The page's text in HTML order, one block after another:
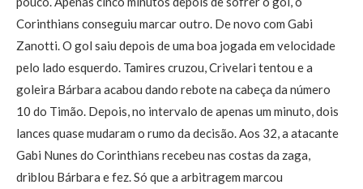
Corinthians conseguiu marcar outro. De novo com Gabi
Zanotti. O gol saiu depois de uma boa jogada em velocidade
pelo lado esquerdo. Tamires cruzou, Crivelari tentou e a
goleira Bárbara acabou dando rebote na cabeça da número
10 do Timão. Depois, no intervalo de apenas um minuto, dois
lances quase mudaram o rumo da decisão. Aos 32, a atacante
Gabi Nunes do Corinthians recebeu nas costas da zaga,
driblou Bárbara e fez. Só que a arbitragem marcou